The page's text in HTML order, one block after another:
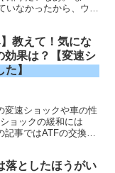
なかったから、ウォ
】教えて！気にな
効果は？【変速シ
】
変速ショックや車の性
ョックの緩和には
事ではATFの交換前
落としたほうがい